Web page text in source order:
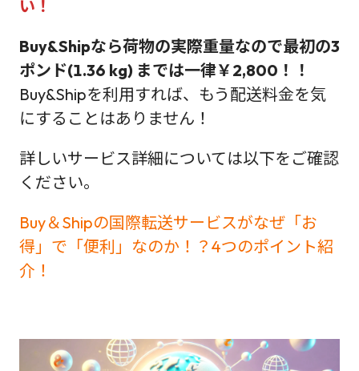
い！
Buy&Shipなら荷物の実際重量なので最初の3
ポンド(1.36 kg) までは一律￥2,800！！
Buy&Shipを利用すれば、もう配送料金を気
にすることはありません！
詳しいサービス詳細については以下をご確認
ください。
Buy＆Shipの国際転送サービスがなぜ「お
得」で「便利」なのか！？4つのポイント紹
介！